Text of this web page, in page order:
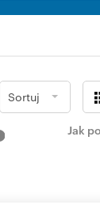
Sortuj
Jak